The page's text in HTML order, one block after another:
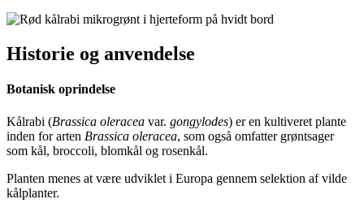
Historie og anvendelse
Botanisk oprindelse
Kålrabi (Brassica oleracea var. gongylodes) er en kultiveret plante
inden for arten Brassica oleracea, som også omfatter grøntsager
som kål, broccoli, blomkål og rosenkål.
Planten menes at være udviklet i Europa gennem selektion af vilde
kålplanter.